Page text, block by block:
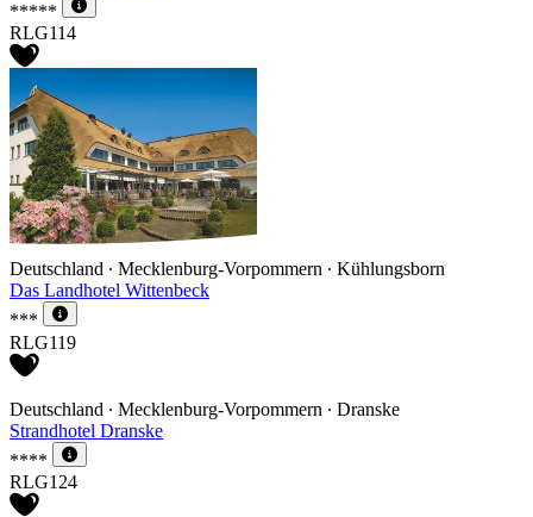
*****
RLG114
Deutschland ∙ Mecklenburg-Vorpommern ∙ Kühlungsborn
Das Landhotel Wittenbeck
***
RLG119
Deutschland ∙ Mecklenburg-Vorpommern ∙ Dranske
Strandhotel Dranske
****
RLG124